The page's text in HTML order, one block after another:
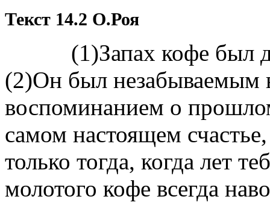
Текст 14.2 О.Роя
(1)Запах кофе был
(2)Он был незабываемым
воспоминанием о
самом настоящем
только тогда, когда лет
молотого кофе всегда